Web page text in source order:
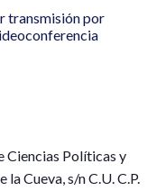
transmisión por
Ciencias Políticas y
Cueva, s/n C.U. C.P.